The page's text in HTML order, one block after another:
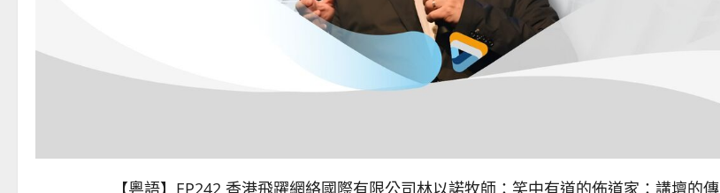
【粵語】EP242 香港飛躍網絡國際有限公司林以諾牧師：笑中有道的佈道家：講壇的傳